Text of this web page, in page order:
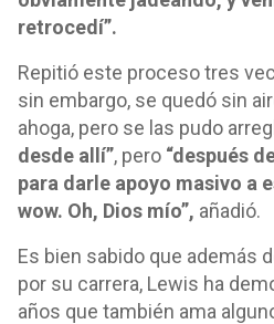
retrocedí”.
Repitió este proceso tres
sin embargo, se quedó sin
ahoga, pero se las pudo
desde allí”, pero “después
para darle apoyo masivo a
wow. Oh, Dios mío”, añadió.
Es bien sabido que además
por su carrera, Lewis ha
años que también ama